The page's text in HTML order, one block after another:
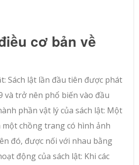
cơ bản về
Sách lật lần đầu tiên được phát
và trở nên phổ biến vào đầu
phần vật lý của sách lật: Một
một chồng trang có hình ảnh
đó, được nối với nhau bằng
động của sách lật: Khi các